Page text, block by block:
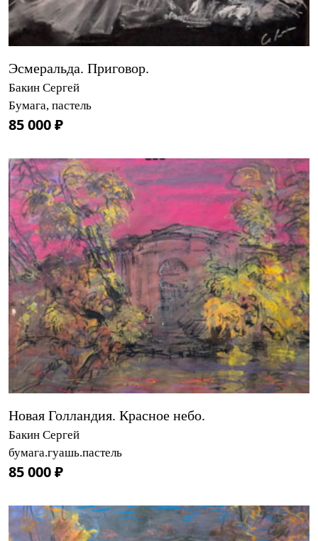
Эсмеральда. Приговор.
Бакин Сергей
Бумага, пастель
85 000 ₽
Новая Голландия. Красное небо.
Бакин Сергей
бумага.гуашь.пастель
85 000 ₽